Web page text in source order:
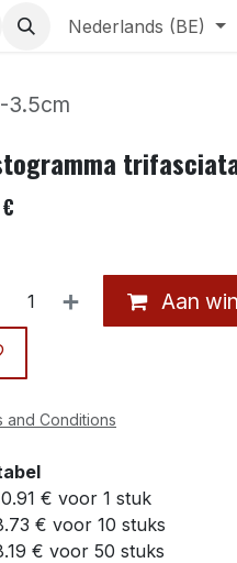
Nederlands (BE)
3.5cm
€
Aan
and Conditions
€ voor 1 stuk
€ voor 10 stuks
€ voor 50 stuks